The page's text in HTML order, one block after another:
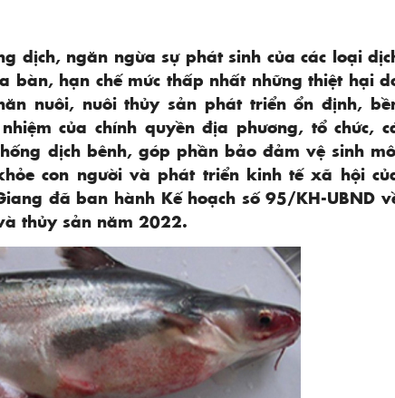
dịch, ngăn ngừa sự phát sinh của các loại
bàn, hạn chế mức thấp nhất những thiệt hại
nuôi, nuôi thủy sản phát triển ổn định,
của chính quyền địa phương, tổ chức,
dịch bênh, góp phần bảo đảm vệ sinh
con người và phát triển kinh tế xã hội
đã ban hành Kế hoạch số 95/KH-UBND
thủy sản năm 2022.